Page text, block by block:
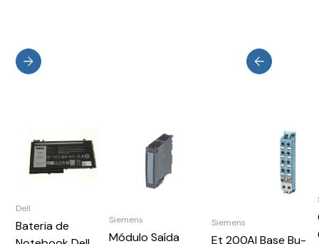
Dell
Bateria de
Siemens
Módulo Saída
Siemens
Et 200Al Base Bu-